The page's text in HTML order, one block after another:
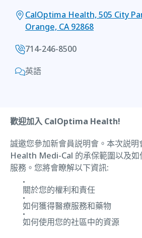
CalOptima Health, 505 City
Orange, CA 92868
714-246-8500
英語
歡迎加入 CalOptima Health!
誠邀您參加新會員説明會。本次説
Health Medi-Cal 的承保範圍以及如
服務。您將會瞭解以下資訊:
關於您的權利和責任
如何獲得醫療服務和藥物
如何使用您的社區中的資源